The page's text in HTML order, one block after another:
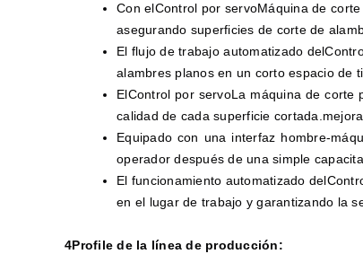
Con elControl por servoMáquina de
asegurando superficies de corte de
El flujo de trabajo automatizado del
alambres planos en un corto espacio de
ElControl por servoLa máquina de corte
calidad de cada superficie
Equipado con una interfaz hombre-
operador después de una simple
El funcionamiento automatizado del
en el lugar de trabajo y garantizando la
4Profile de la línea de producción: